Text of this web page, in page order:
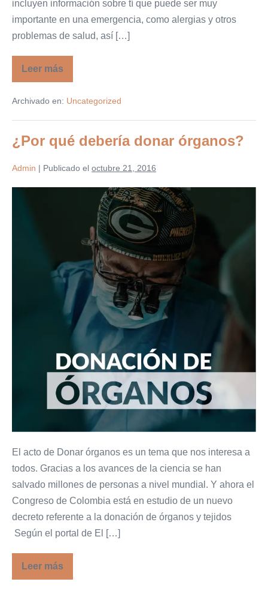
incluyen información sobre tí que puede ser muy
importante en una emergencia, como alergias y otros
problemas de salud, así […]
Leer másDonación
de
promovida
los
de
Archivado en: Uncategorized
¿Por qué debería donar órganos?
Admin | Publicado el octubre 21, 2016
El acto de Donar órganos es un tema que nos interesa a
todos. Gracias a los avances de la ciencia se han
salvado millones de personas a nivel mundial. Y ahora el
Congreso de Colombia está en estudio de un nuevo
decreto referente a la donación de órganos y tejidos
Según el portal de El […]
Leer más
¿Por
qué